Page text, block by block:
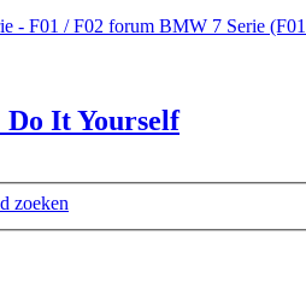
- F01 / F02 forum BMW 7 Serie
It Yourself
zoeken